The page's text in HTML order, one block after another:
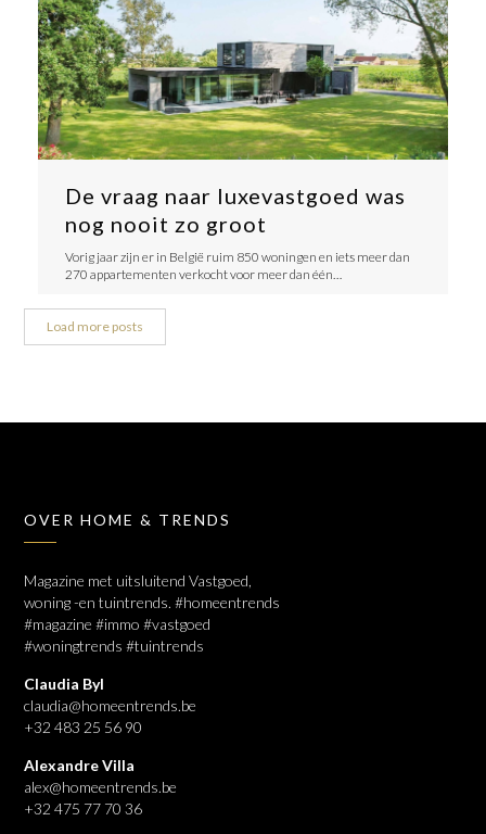
De vraag naar luxevastgoed was
nog nooit zo groot
Vorig jaar zijn er in België ruim 850 woningen en iets meer dan
270 appartementen verkocht voor meer dan één…
Load more posts
OVER HOME & TRENDS
Magazine met uitsluitend Vastgoed,
woning -en tuintrends. #homeentrends
#magazine #immo #vastgoed
#woningtrends #tuintrends
Claudia Byl
claudia@homeentrends.be
+32 483 25 56 90
Alexandre Villa
alex@homeentrends.be
+32 475 77 70 36